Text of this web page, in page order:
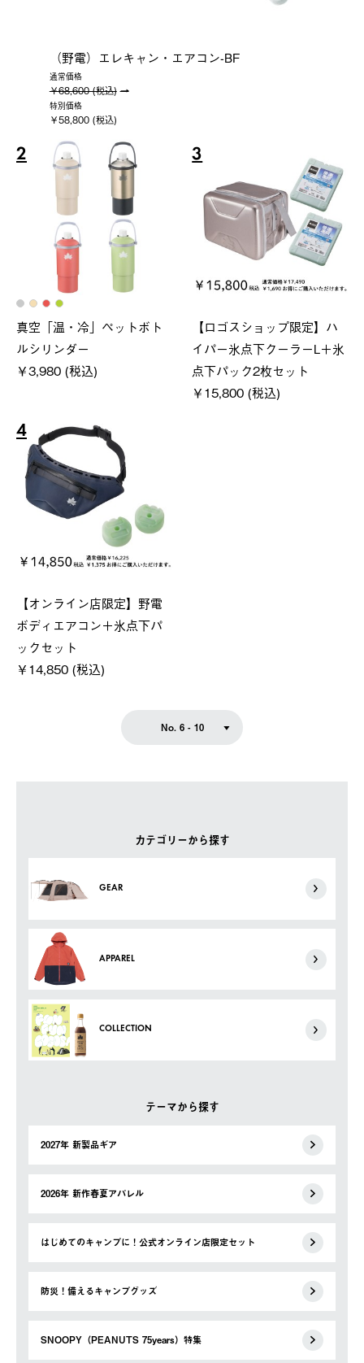
カテゴリーから探す
GEAR
APPAREL
COLLECTION
テーマから探す
2027年 新製品ギア
2026年 新作春夏アパレル
はじめてのキャンプに！公式オンライン店限定セット
防災！備えるキャンプグッズ
SNOOPY（PEANUTS 75years）特集
（野電）エレキャン・エアコン-BF
通常価格
￥68,600 (税込)
特別価格
￥58,800 (税込)
2
真空「温・冷」ペットボト
ルシリンダー
￥3,980 (税込)
3
【ロゴスショップ限定】ハ
イパー氷点下クーラーL＋氷
点下パック2枚セット
￥15,800 (税込)
4
【オンライン店限定】野電
ボディエアコン＋氷点下パ
ックセット
￥14,850 (税込)
No. 6 - 10